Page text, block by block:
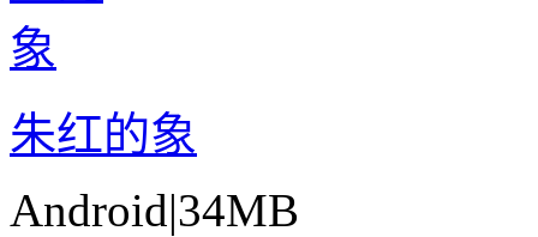
朱红的象
Android|34MB